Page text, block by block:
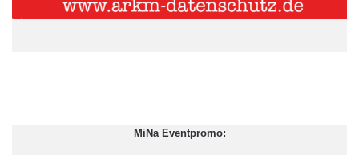
MiNa Eventpromo: